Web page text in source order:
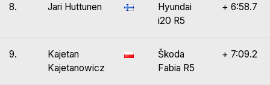
8. Jari Huttunen
Hyundai
i20 R5
+ 6:58.7
9.
Kajetan
Kajetanowicz
Škoda
Fabia R5
+ 7:09.2